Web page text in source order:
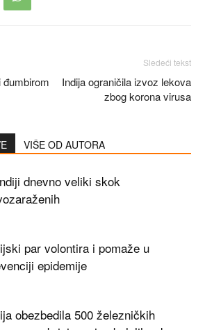
Sledeći tekst
Indija ograničila izvoz lekova
zbog korona virusa
VIŠE OD AUTORA
dnevno veliki skok
par volontira i pomaže u
epidemije
obezbedila 500 železničkih